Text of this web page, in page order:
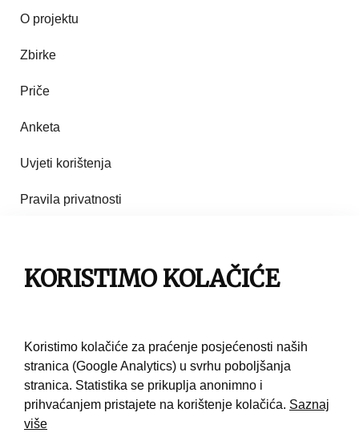
O projektu
Zbirke
Priče
Anketa
Uvjeti korištenja
Pravila privatnosti
Pravila korištenja
KORISTIMO KOLAČIĆE
Koristimo kolačiće za praćenje posjećenosti naših
stranica (Google Analytics) u svrhu poboljšanja
stranica. Statistika se prikuplja anonimno i
prihvaćanjem pristajete na korištenje kolačića. Saznaj
više